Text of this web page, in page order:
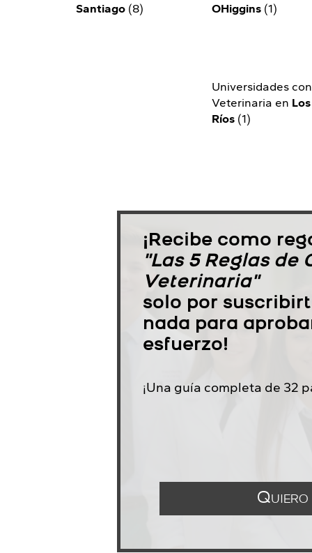
Santiago (8)
OHiggins (1)
Universidades con
Veterinaria en Los
Ríos (1)
¡Recibe como
"Las 5 Reglas de
Veterinaria"
solo por
nada para
esfuerzo!
¡Una guía completa de 32